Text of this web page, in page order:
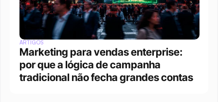
ARTIGOS
Marketing para vendas enterprise:
por que a lógica de campanha
tradicional não fecha grandes contas